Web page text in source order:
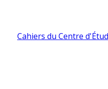
Cahiers du Centre